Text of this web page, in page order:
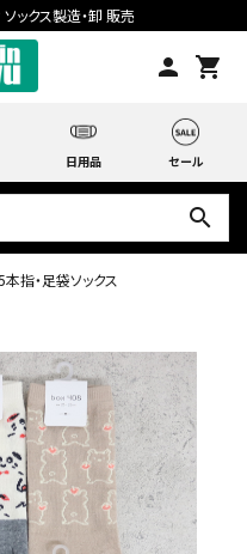
ックス製造・卸 販売
person shopping_cart
日用品 セール
search
本指・足袋ソックス